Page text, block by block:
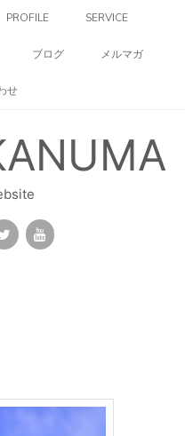
PROFILE SERVICE
ブログ メルマガ
せ